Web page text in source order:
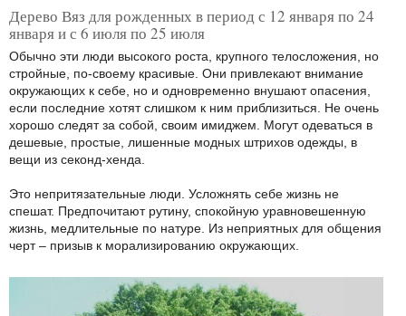
Дерево Вяз для рожденных в период с 12 января по 24
января и с 6 июля по 25 июля
Обычно эти люди высокого роста, крупного телосложения, но
стройные, по-своему красивые. Они привлекают внимание
окружающих к себе, но и одновременно внушают опасения,
если последние хотят слишком к ним приблизиться. Не очень
хорошо следят за собой, своим имиджем. Могут одеваться в
дешевые, простые, лишенные модных штрихов одежды, в
вещи из секонд-хенда.
Это непритязательные люди. Усложнять себе жизнь не
спешат. Предпочитают рутину, спокойную уравновешенную
жизнь, медлительные по натуре. Из неприятных для общения
черт – призыв к морализированию окружающих.